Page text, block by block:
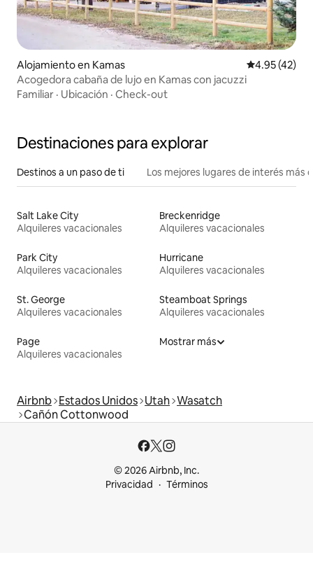
Alojamiento en Kamas Calificación
4.95 (42)
Acogedora cabaña de lujo en Kamas con jacuzzi
Familiar · Ubicación · Check-out
Destinaciones para explorar
Destinos a un paso de ti Los mejores lugares de interés más
Salt Lake City
Alquileres vacacionales
Breckenridge
Alquileres vacacionales
Park City
Alquileres vacacionales
Hurricane
Alquileres vacacionales
St. George
Alquileres vacacionales
Steamboat Springs
Alquileres vacacionales
Page
Alquileres vacacionales
Mostrar más
Airbnb Estados Unidos Utah Wasatch
Cañón Cottonwood
© 2026 Airbnb, Inc.
Privacidad
Términos